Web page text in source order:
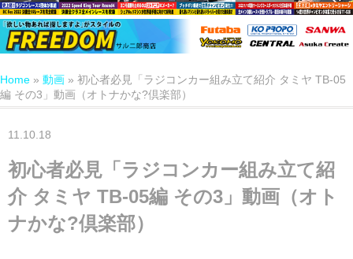
Home » 動画 » 初心者必見「ラジコンカー組み立て紹介 タミヤ TB-05
編 その3」動画（オトナかな?倶楽部）
11.10.18
初心者必見「ラジコンカー組み立て紹
介 タミヤ TB-05編 その3」動画（オト
ナかな?倶楽部）